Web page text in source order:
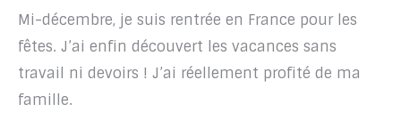
Mi-décembre, je suis rentrée en France pour les
fêtes. J’ai enfin découvert les vacances sans
travail ni devoirs ! J’ai réellement profité de ma
famille.